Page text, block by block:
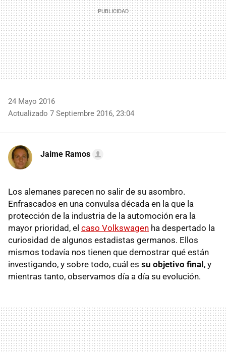
24 Mayo 2016
Actualizado 7 Septiembre 2016, 23:04
Jaime Ramos
Los alemanes parecen no salir de su asombro.
Enfrascados en una convulsa década en la que la
protección de la industria de la automoción era la
mayor prioridad, el caso Volkswagen ha despertado la
curiosidad de algunos estadistas germanos. Ellos
mismos todavía nos tienen que demostrar qué están
investigando, y sobre todo, cuál es su objetivo final, y
mientras tanto, observamos día a día su evolución.